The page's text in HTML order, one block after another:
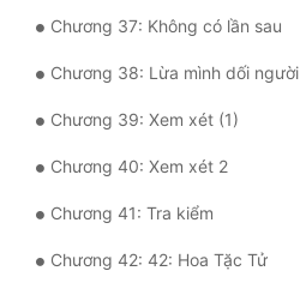
Truyện Nam
Truyện Nữ
Vô Địch Lưu
Xây Dựng Thế Lực
Đam Mỹ
Chương 37: Không có lần sau
Chương 38: Lừa mình dối người
Chương 39: Xem xét (1)
Chương 40: Xem xét 2
Chương 41: Tra kiểm
Chương 42: 42: Hoa Tặc Tử